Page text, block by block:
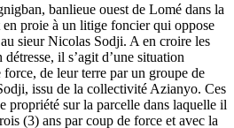
banlieue ouest de Lomé dans la
proie à un litige foncier qui oppose
sieur Nicolas Sodji. A en croire les
il s’agit d’une situation
force, de leur terre par un groupe de
issu de la collectivité Azianyo. Ces
propriété sur la parcelle dans laquelle il
(3) ans par coup de force et avec la